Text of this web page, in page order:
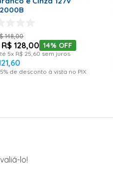
148,00
R$ 128,00 14% OFF
5x R$ 25 60sem juros
,60
5% de desconto à vista no PIX
lo!